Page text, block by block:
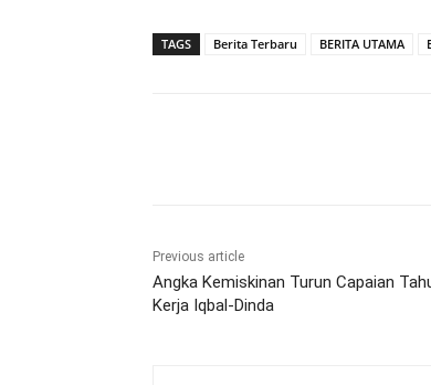
TAGS Berita Terbaru BERITA UTAMA
Previous article
Angka Kemiskinan Turun Capaian
Kerja Iqbal-Dinda